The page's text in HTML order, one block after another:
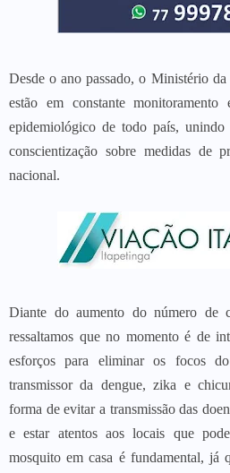
Desde o ano passado, o Ministério
estão em constante
epidemiológico de todo país, unindo
conscientização sobre medidas de
nacional.
Diante do aumento do número de
ressaltamos que no momento é de
esforços para eliminar os focos
transmissor da dengue, zika e
forma de evitar a transmissão das
e estar atentos aos locais que
mosquito em casa é fundamental, já